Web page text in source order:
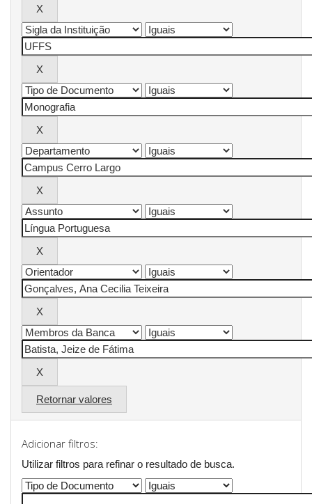
Retornar valores
Adicionar filtros:
Utilizar filtros para refinar o resultado de busca.